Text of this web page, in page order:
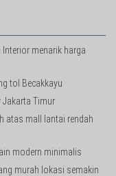
menarik harga
tol Becakkayu
Jakarta Timur
atas mall lantai rendah
modern minimalis
murah lokasi semakin